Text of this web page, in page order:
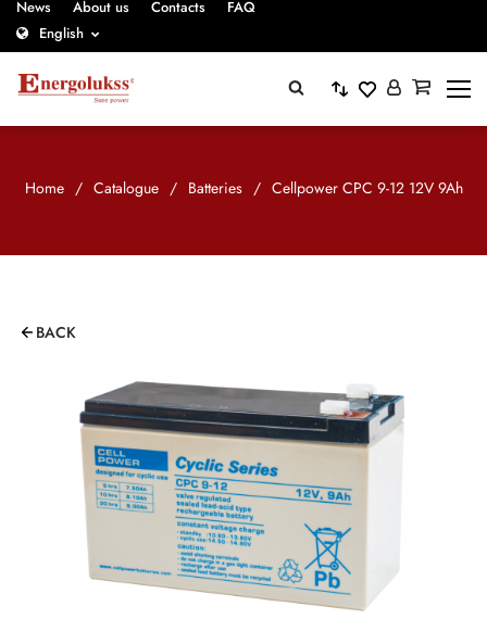
News About us Contacts
FAQ
English
Home / Catalogue / Batteries / Cellpower CPC 9-12 12V 9Ah
BACK